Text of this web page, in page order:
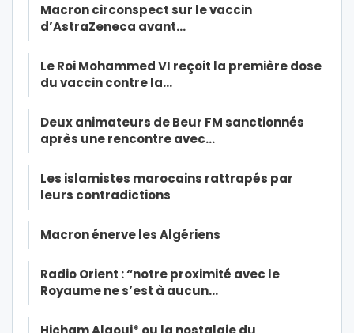
Macron circonspect sur le vaccin
d’AstraZeneca avant…
Le Roi Mohammed VI reçoit la première dose
du vaccin contre la…
Deux animateurs de Beur FM sanctionnés
après une rencontre avec…
Les islamistes marocains rattrapés par
leurs contradictions
Macron énerve les Algériens
Radio Orient : “notre proximité avec le
Royaume ne s’est à aucun…